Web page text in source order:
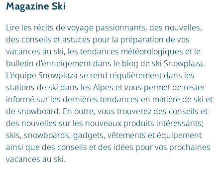
Magazine Ski
Lire les récits de voyage passionnants, des nouvelles,
des conseils et astuces pour la préparation de vos
vacances au ski, les tendances météorologiques et le
bulletin d'enneigement dans le blog de ski Snowplaza.
L'équipe Snowplaza se rend régulièrement dans les
stations de ski dans les Alpes et vous permet de rester
informé sur les dernières tendances en matière de ski et
de snowboard. En outre, vous trouverez des conseils et
des nouvelles sur les nouveaux produits intéressants;
skis, snowboards, gadgets, vêtements et équipement
ainsi que des conseils et des idées pour vos prochaines
vacances au ski.